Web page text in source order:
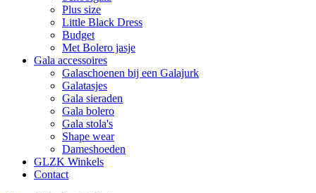
Plus size
Little Black Dress
Budget
Met Bolero jasje
Gala accessoires
Galaschoenen bij een Galajurk
Galatasjes
Gala sieraden
Gala bolero
Gala stola's
Shape wear
Dameshoeden
GLZK Winkels
Contact